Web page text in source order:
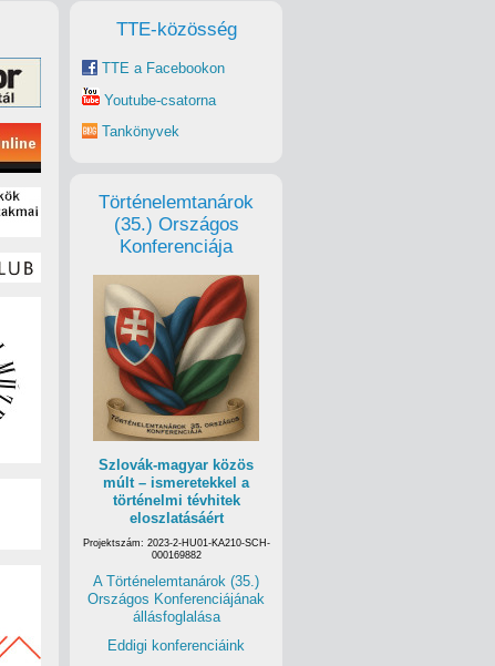
TTE-közösség
TTE a Facebookon
Youtube-csatorna
Tankönyvek
Történelemtanárok
(35.) Országos
Konferenciája
Szlovák-magyar közös
múlt – ismeretekkel a
történelmi tévhitek
eloszlatásáért
Projektszám: 2023-2-HU01-KA210-SCH-
000169882
A Történelemtanárok (35.)
Országos Konferenciájának
állásfoglalása
Eddigi konferenciáink